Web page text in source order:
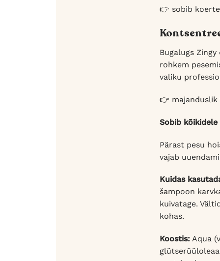
👉 sobib
Bugalugs
rohkem
valiku
👉 majanduslik
Sobib
Pärast pesu
vajab
Kuidas
šampoon
kuivatage.
kohas.
Koostis: Aqua